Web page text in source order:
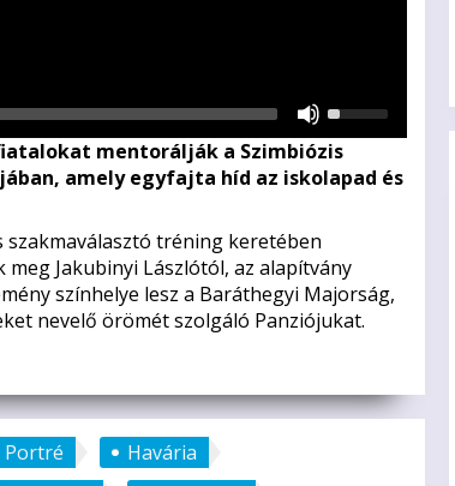
Fel/Le
nyíl
hangerő
növeléséhez
vagy
mentorálják a Szimbiózis
amely egyfajta híd az iskolapad és
tréning keretében
Jakubinyi Lászlótól, az alapítvány
színhelye lesz a Baráthegyi Majorság,
nevelő örömét szolgáló Panziójukat.
Portré
Havária